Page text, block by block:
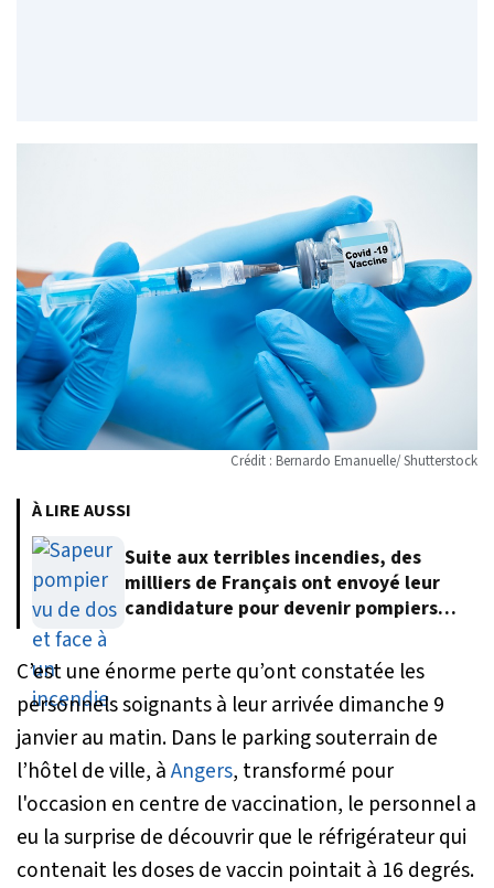
Crédit : Bernardo Emanuelle/ Shutterstock
À LIRE AUSSI
Suite aux terribles incendies, des
milliers de Français ont envoyé leur
candidature pour devenir pompiers
C’est une énorme perte qu’ont constatée les
personnels soignants à leur arrivée dimanche 9
janvier au matin. Dans le parking souterrain de
l’hôtel de ville, àAngers, transformé pour
l'occasion en centre de vaccination, le personnel a
eu la surprise de découvrir que le réfrigérateur qui
contenait les doses de vaccin pointait à 16 degrés.